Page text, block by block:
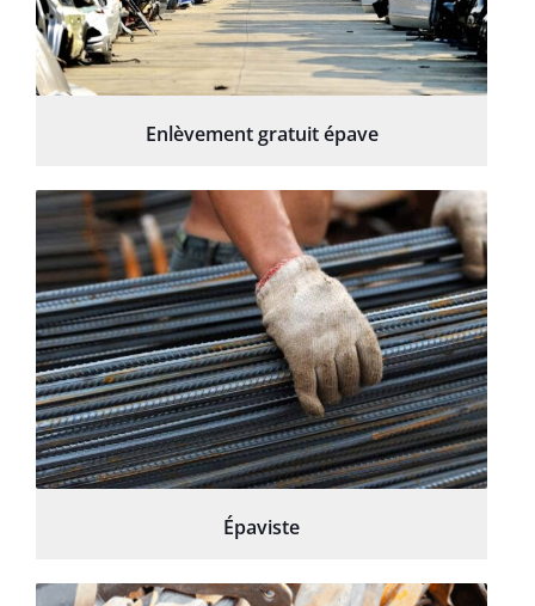
Enlèvement gratuit épave
Épaviste